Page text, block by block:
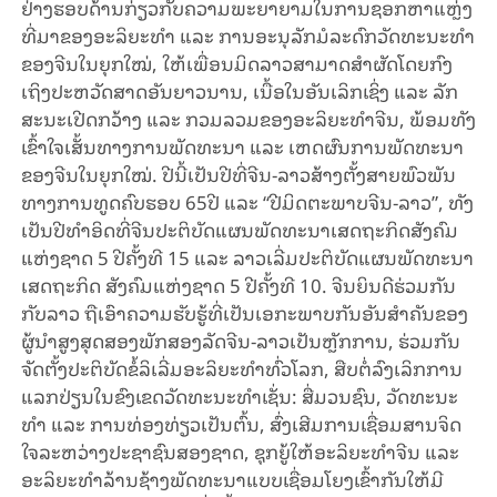
ຢ່​າງ​ຮອບ​ດ້ານ​​ກ່ຽວ​ກັບຄວາມ​ພະ​ຍາ​ຍາມ​ໃນ​ການ​ຊອກ​ຫາ​ແຫຼ່ງ​
ທີ່​ມາ​ຂອງ​ອະ​ລິ​ຍະ​ທຳ ແລະ ການ​ອະ​ນຸ​ລັກ​ມໍ​ລະ​ດົກ​ວັດ​ທະ​ນະ​ທຳ​
ຂອງ​ຈີນ​ໃນ​ຍຸກໃໝ່, ໃຫ້ເພື່ອນ​ມິດ​ລາວ​ສາ​ມາດ​​ສຳ​ຜັດ​ໂດຍ​ກົງ​
ເຖິງ​ປະ​ຫວັດ​ສາດອັນ​ຍາວ​ນານ, ​ເນື້ອ​ໃນ​ອັນ​ເລິກ​ເຊິ່ງ ແລະ ລັກ​
ສະ​ນະ​ເປີດກວ້າງ ແລະ ກວມ​ລວມ​​ຂອງ​ອະ​ລິ​ຍະ​ທຳ​ຈີນ, ພ້ອມ​ທັງ​
ເຂົ້າ​ໃຈ​ເສັ້ນ​ທາງ​ການ​ພັດ​ທະ​ນາ ແລະ ເຫດ​ຜົນ​ການ​ພັດ​ທະ​ນາ​
ຂອງ​ຈີນ​ໃນ​ຍຸກ​ໃໝ່. ປີ​ນີ້​ເປັນ​ປີ​ທີ່​ຈີນ-ລາວ​ສ້າງ​ຕັ້ງ​ສາຍ​ພົວ​ພັນ​
ທາງ​ການ​ທູດ​ຄົບ​ຮອບ 65ປີ ແລະ “ປີ​ມິດ​ຕະ​ພາບ​ຈີນ-ລາວ”, ທັງ​
ເປັນ​ປີ​ທຳ​ອິດ​ທີ່​ຈີນ​ປະ​ຕິ​ບັດ​ແຜນ​ພັດ​ທະ​ນາ​ເສດ​ຖະ​ກິດ​ສັງ​ຄົມ​
ແຫ່ງ​ຊາດ 5 ປີ​ຄັ້ງ​ທີ 15 ແລະ ​ລາວ​ເລີ່ມ​ປະ​ຕິ​ບັດ​ແຜນ​​ພັດ​ທະ​ນາ​
ເສດ​ຖະ​ກິດ​ ສັງ​ຄົມ​ແຫ່ງ​ຊາດ 5 ປີ​ຄັ້ງ​ທີ 10. ຈີນ​ຍິນ​ດີ​ຮ່ວມ​ກັນ​
ກັບ​ລາວ ຖື​ເອົາ​ຄວາມ​ຮັບ​ຮູ້​ທີ່​ເປັນ​ເອ​ກະ​ພາ​ບ​ກັນ​ອັນ​ສຳ​ຄັນ​ຂອງ​
ຜູ້​ນຳ​ສູງ​ສຸດ​ສອງ​ພັກ​ສອງ​ລັດ​ຈີນ-ລາວ​ເປັນ​ຫຼັກ​ການ, ຮ່ວມ​ກັນ​
ຈັດ​ຕັ້ງ​ປະ​ຕິ​ບັດ​ຂໍ້​ລິ​ເລີ່ມ​ອະ​ລິ​ຍະ​ທຳ​ທົ່ວ​ໂລກ, ​ສື​ບ​ຕໍ່ລົງ​ເລິກ​ການ​
ແລກ​ປ່ຽນ​ໃນ​ຂົງ​ເຂດ​ວັດ​ທະ​ນະ​ທຳ​ເຊັ່ນ: ສື່ມວນ​ຊົນ, ວັດ​ທະ​ນະ​
ທຳ ​ແລະ​ ການ​ທ່ອງ​ທ່ຽວ​ເປັນ​ຕົ້ນ​, ສົ່ງ​ເສີມ​ການ​ເຊື່ອມ​ສານ​ຈິດ​
ໃຈ​ລະ​ຫວ່າງ​ປະ​ຊາ​ຊົນ​ສອງ​ຊາດ, ​ຊຸກ​ຍູ້​ໃຫ້​ອະ​ລິ​ຍະ​ທຳ​ຈີນ ​ແລະ
ອະ​ລິ​ຍະ​ທຳ​ລ້ານ​ຊ້າງ​ພັດ​ທະ​ນາ​ແບບ​ເຊື່ອມ​ໂຍງ​ເຂົ້​າ​ກັນ​ໃຫ້​ມີ​